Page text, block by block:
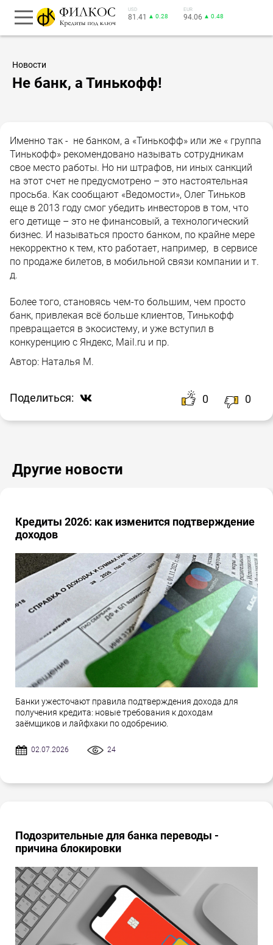
USD
81.41 ▲ 0.28
EUR
94.06 ▲ 0.48
Новости
Не банк, а Тинькофф!
Именно так - не банком, а «Тинькофф» или же « группа
Тинькофф» рекомендовано называть сотрудникам
свое место работы. Но ни штрафов, ни иных санкций
на этот счет не предусмотрено – это настоятельная
просьба. Как сообщают «Ведомости», Олег Тиньков
еще в 2013 году смог убедить инвесторов в том, что
его детище – это не финансовый, а технологический
бизнес. И называться просто банком, по крайне мере
некорректно к тем, кто работает, например, в сервисе
по продаже билетов, в мобильной связи компании и т.
д.
Более того, становясь чем-то большим, чем просто
банк, привлекая всё больше клиентов, Тинькофф
превращается в экосистему, и уже вступил в
конкуренцию с Яндекс, Mail.ru и пр.
Автор: Наталья М.
Поделиться: 0 0
Другие новости
Кредиты 2026: как изменится подтверждение
доходов
Банки ужесточают правила подтверждения дохода для
получения кредита: новые требования к доходам
заёмщиков и лайфхаки по одобрению.
02.07.2026 24
Подозрительные для банка переводы -
причина блокировки